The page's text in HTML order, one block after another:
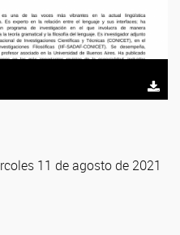
11 de agosto de 2021